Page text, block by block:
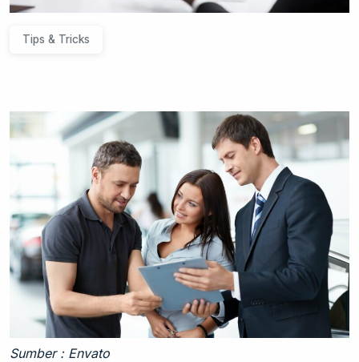
Tips & Tricks
Sumber : Envato